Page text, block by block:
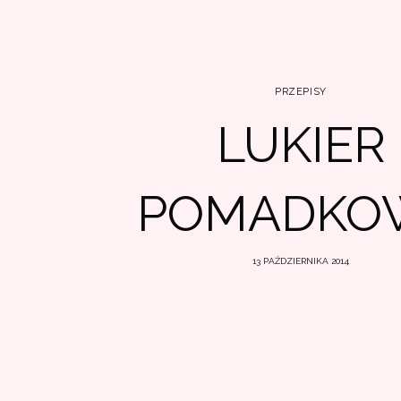
PRZEPISY
LUKIER
13 PAŹDZIERNIKA 2014